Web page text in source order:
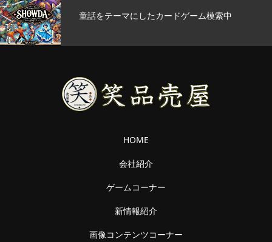
童話をテーマにしたカードゲーム模索中
HOME
会社紹介
ゲームコーナー
新情報紹介
画像コンテンツコーナー